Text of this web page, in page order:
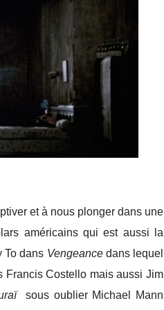
et à nous plonger dans une
américains qui est aussi la
To dans Vengeancedans lequel
Francis Costello mais aussi Jim
sous oublier Michael Mann